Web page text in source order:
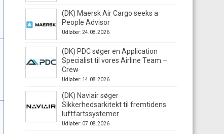
(DK) Maersk Air Cargo seeks a
People Advisor
Udløber: 24.08.2026
(DK) PDC søger en Application
Specialist til vores Airline Team –
Crew
Udløber: 14.08.2026
(DK) Naviair søger
Sikkerhedsarkitekt til fremtidens
luftfartssystemer
Udløber: 07.08.2026